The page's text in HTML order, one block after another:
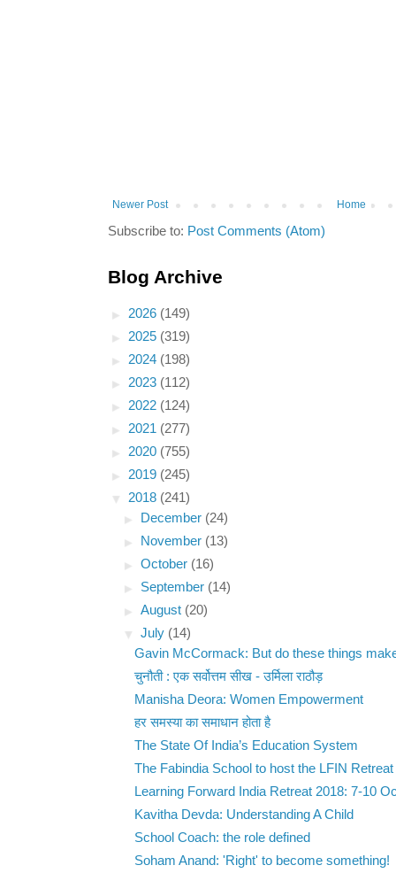
Newer Post Home
Subscribe to: Post Comments (Atom)
Blog Archive
► 2026 (149)
► 2025 (319)
► 2024 (198)
► 2023 (112)
► 2022 (124)
► 2021 (277)
► 2020 (755)
► 2019 (245)
▼ 2018 (241)
►
December (24)
►
November (13)
►October (16)
► September (14)
►August (20)
▼July (14)
Gavin McCormack: But do these things
चुनौती : एक सर्वोत्तम सीख - उर्मिला राठौड़
Manisha Deora: Women Empowerment
हर समस्या का समाधान होता है
The State Of India’s Education System
The Fabindia School to host the LFIN Retreat
Learning Forward India Retreat 2018: 7-10
Kavitha Devda: Understanding A Child
School Coach: the role defined
Soham Anand: 'Right' to become something!